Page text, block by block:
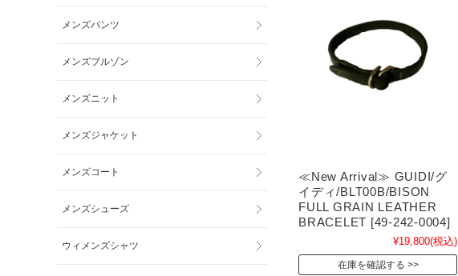
≪New Arrival≫ GUIDI/グ
イディ/BLT00B/BISON
FULL GRAIN LEATHER
BRACELET [49-242-0004]
¥19,800(税込)
在庫を確認する
メンズパンツ
メンズブルゾン
メンズニット
メンズジャケット
メンズコート
メンズシューズ
ウィメンズシャツ